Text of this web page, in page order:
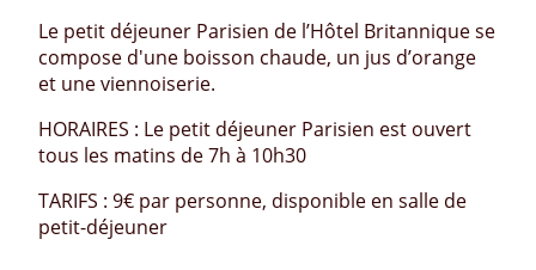
Le petit déjeuner Parisien de l’Hôtel Britannique se
compose d'une boisson chaude, un jus d’orange
et une viennoiserie.
HORAIRES : Le petit déjeuner Parisien est ouvert
tous les matins de 7h à 10h30
TARIFS : 9€ par personne, disponible en salle de
petit-déjeuner